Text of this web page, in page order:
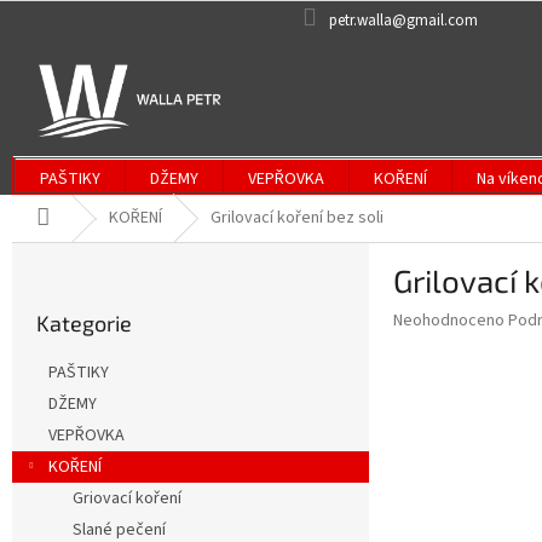
petr.walla@gmail.com
PAŠTIKY DŽEMY VEPŘOVKA KOŘENÍ Na
Domů KOŘENÍ Grilovací koření bez soli
kategorie
Kategorie
PAŠTIKY
DŽEMY
VEPŘOVKA
KOŘENÍ
Griovací koření
Slané pečení
Grilovací
Průměrné
Neohodnoceno